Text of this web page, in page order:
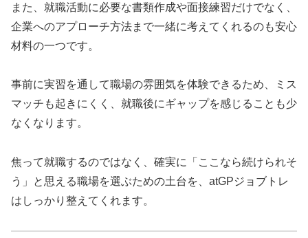
また、就職活動に必要な書類作成や面接練習だけでなく、
企業へのアプローチ方法まで一緒に考えてくれるのも安心
材料の一つです。
事前に実習を通して職場の雰囲気を体験できるため、ミス
マッチも起きにくく、就職後にギャップを感じることも少
なくなります。
焦って就職するのではなく、確実に「ここなら続けられそ
う」と思える職場を選ぶための土台を、atGPジョブトレ
はしっかり整えてくれます。